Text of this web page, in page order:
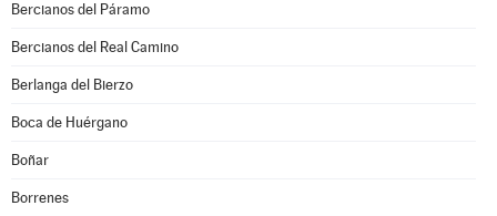
Bercianos del Páramo
Bercianos del Real Camino
Berlanga del Bierzo
Boca de Huérgano
Boñar
Borrenes